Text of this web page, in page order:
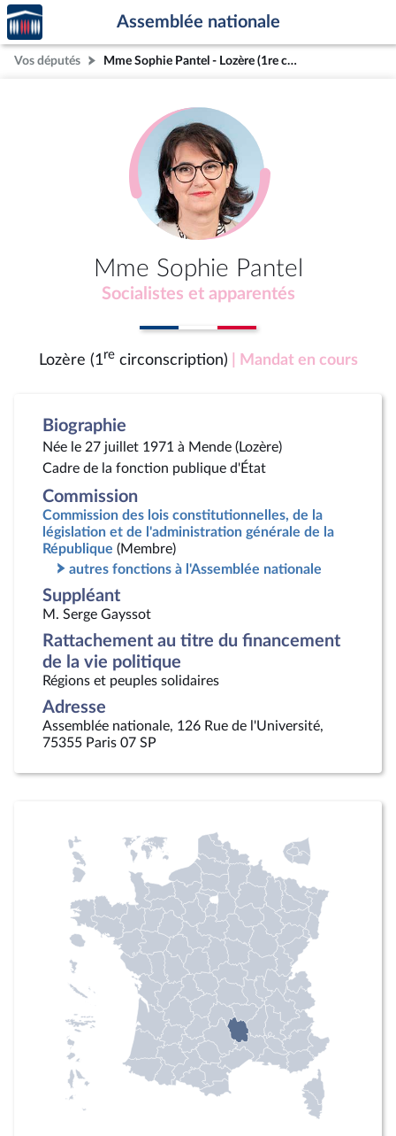
Aller au contenu
Aller en bas de la page
Accèder
à la
page
d'accueil
Assemblée nationale
Vos députés Mme Sophie Pantel - Lozère (1re circonscription)
Mme Sophie Pantel
Socialistes et apparentés
Lozère (1recirconscription) | Mandat en cours
Biographie
Née le 27 juillet 1971 à Mende (Lozère)
Cadre de la fonction publique d'État
Commission
Commission des lois constitutionnelles, de la
législation et de l'administration générale de la
République (Membre)
autres fonctions à l'Assemblée nationale
Suppléant
M. Serge Gayssot
Rattachement au titre du financement
de la vie politique
Régions et peuples solidaires
Adresse
Assemblée nationale, 126 Rue de l'Université,
75355 Paris 07 SP